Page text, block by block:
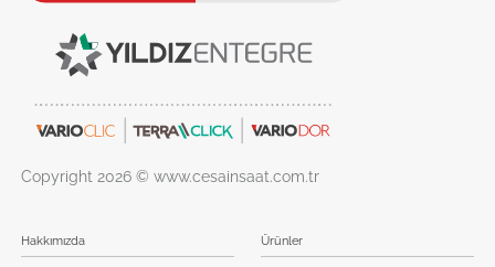
Copyright 2026 © www.cesainsaat.com.tr
Hakkımızda Ürünler